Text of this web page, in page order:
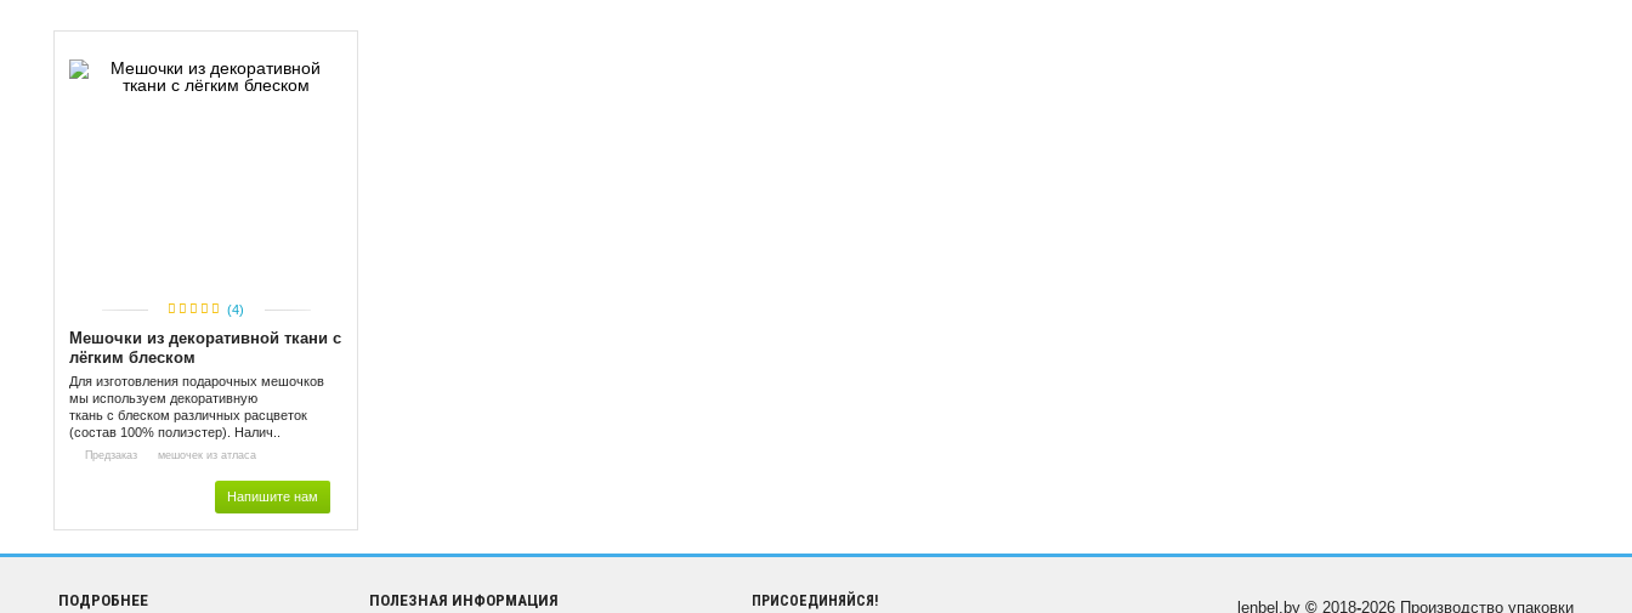
(4)
Мешочки из декоративной ткани с
лёгким блеском
Для изготовления подарочных мешочков
мы используем декоративную
ткань с блеском различных расцветок
(состав 100% полиэстер). Налич..
Предзаказ мешочек из атласа
Напишите нам
ПОДРОБНЕЕ ПОЛЕЗНАЯ ИНФОРМАЦИЯ ПРИСОЕДИНЯЙСЯ! lenbel.by © 2018-2026 Производство упаковки